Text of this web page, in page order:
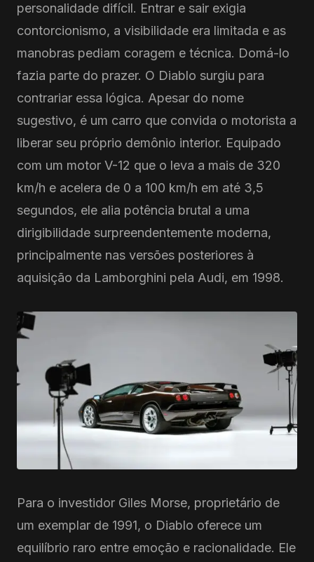
personalidade difícil. Entrar e sair exigia
contorcionismo, a visibilidade era limitada e as
manobras pediam coragem e técnica. Domá-lo
fazia parte do prazer. O Diablo surgiu para
contrariar essa lógica. Apesar do nome
sugestivo, é um carro que convida o motorista a
liberar seu próprio demônio interior. Equipado
com um motor V-12 que o leva a mais de 320
km/h e acelera de 0 a 100 km/h em até 3,5
segundos, ele alia potência brutal a uma
dirigibilidade surpreendentemente moderna,
principalmente nas versões posteriores à
aquisição da Lamborghini pela Audi, em 1998.
Para o investidor Giles Morse, proprietário de
um exemplar de 1991, o Diablo oferece um
equilíbrio raro entre emoção e racionalidade. Ele